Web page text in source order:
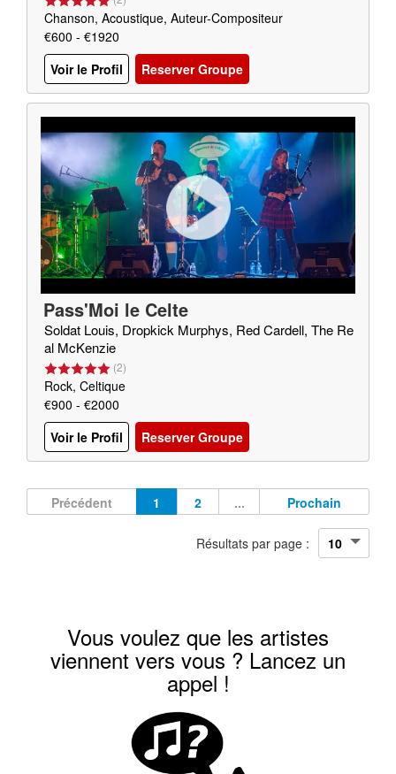
Chanson, Acoustique, Auteur-Compositeur
€600 - €1920
Voir le Profil
Reserver Groupe
Pass'Moi le Celte
Soldat Louis, Dropkick Murphys, Red Cardell, The Re
al McKenzie
(2)
Rock, Celtique
€900 - €2000
Voir le Profil
Reserver Groupe
Précédent 1 2 ... Prochain
Résultats par page :
Vous voulez que les artistes
viennent vers vous ? Lancez un
appel !